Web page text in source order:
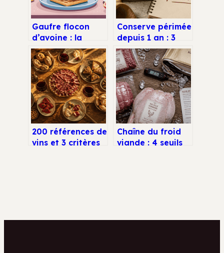
Gaufre flocon
d’avoine : la
recette saine,
rapide et
vraiment
croustillante
Conserve périmée
depuis 1 an : 3
tests
indispensables
pour éviter le
gaspillage sans
risque
200 références de
vins et 3 critères
Chaîne du froid
viande : 4 seuils